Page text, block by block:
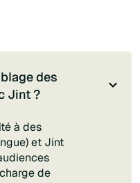
des
Jint ?
à des
et Jint
de